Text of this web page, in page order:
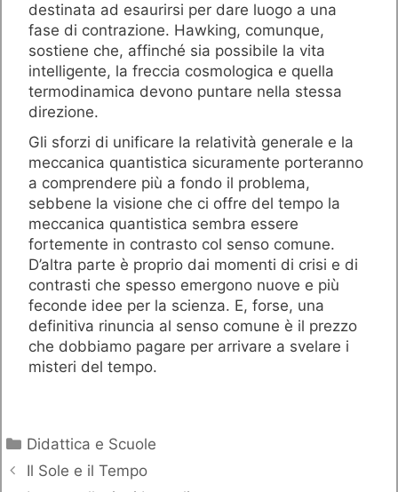
destinata ad esaurirsi per dare luogo a una
fase di contrazione. Hawking, comunque,
sostiene che, affinché sia possibile la vita
intelligente, la freccia cosmologica e quella
termodinamica devono puntare nella stessa
direzione.
Gli sforzi di unificare la relatività generale e la
meccanica quantistica sicuramente porteranno
a comprendere più a fondo il problema,
sebbene la visione che ci offre del tempo la
meccanica quantistica sembra essere
fortemente in contrasto col senso comune.
D’altra parte è proprio dai momenti di crisi e di
contrasti che spesso emergono nuove e più
feconde idee per la scienza. E, forse, una
definitiva rinuncia al senso comune è il prezzo
che dobbiamo pagare per arrivare a svelare i
misteri del tempo.
Categorie
Didattica e Scuole
Il Sole e il Tempo